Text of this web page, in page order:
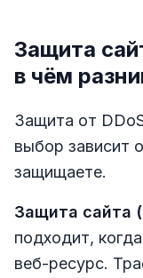
Защита
в чём
Защита от
выбор зависит
защищаете.
Защита сайта
подходит,
веб-ресурс.